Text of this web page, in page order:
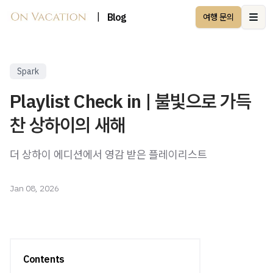
Blog 여행 문의
Spark
Playlist Check in | 불빛으로 가득
찬 상하이의 새해
더 상하이 에디션에서 영감 받은 플레이리스트
Jan 08, 2026
Contents